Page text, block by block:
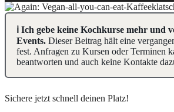
ℹ️ Ich gebe keine Kochkurse mehr und
Events. Dieser Beitrag hält eine
fest. Anfragen zu Kursen oder Terminen
beantworten und auch keine Kontakte
Sichere jetzt schnell deinen Platz!